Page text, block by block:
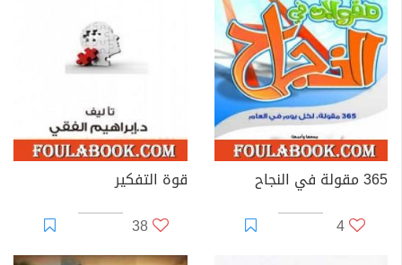
365 مقولة في النجاح
4
قوة التفكير
38